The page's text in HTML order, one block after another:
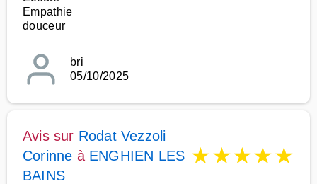
Empathie
douceur
bri
05/10/2025
Avis sur Rodat Vezzoli
Corinne à ENGHIEN LES
BAINS
★★★★★